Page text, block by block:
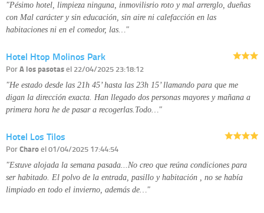
"Pésimo hotel, limpieza ninguna, inmovilisrio roto y mal arrerglo, dueñas
con Mal carácter y sin educación, sin aire ni calefacción en las
habitaciones ni en el comedor, las…"
Hotel Htop Molinos Park
PorA los pasotasel 22/04/2025 23:18:12
"He estado desde las 21h 45’ hasta las 23h 15’ llamando para que me
digan la dirección exacta. Han llegado dos personas mayores y mañana a
primera hora he de pasar a recogerlas.Todo…"
Hotel Los Tilos
PorCharoel 01/04/2025 17:44:54
"Estuve alojada la semana pasada...No creo que reúna condiciones para
ser habitado. El polvo de la entrada, pasillo y habitación , no se había
limpiado en todo el invierno, además de…"